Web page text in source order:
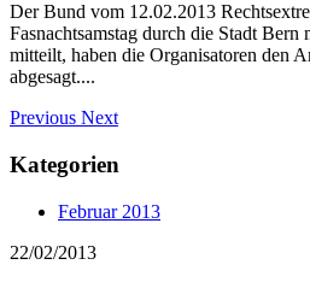
Der Bund vom 12.02.2013
Fasnachtsamstag durch die Stadt Bern
mitteilt, haben die Organisatoren den
abgesagt....
Previous Next
Kategorien
Februar 2013
22/02/2013